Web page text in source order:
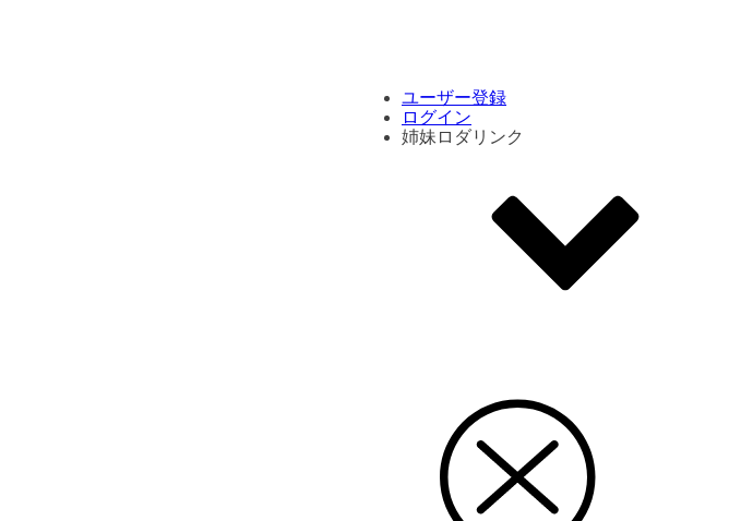
ユーザー登録
ログイン
姉妹ロダリンク